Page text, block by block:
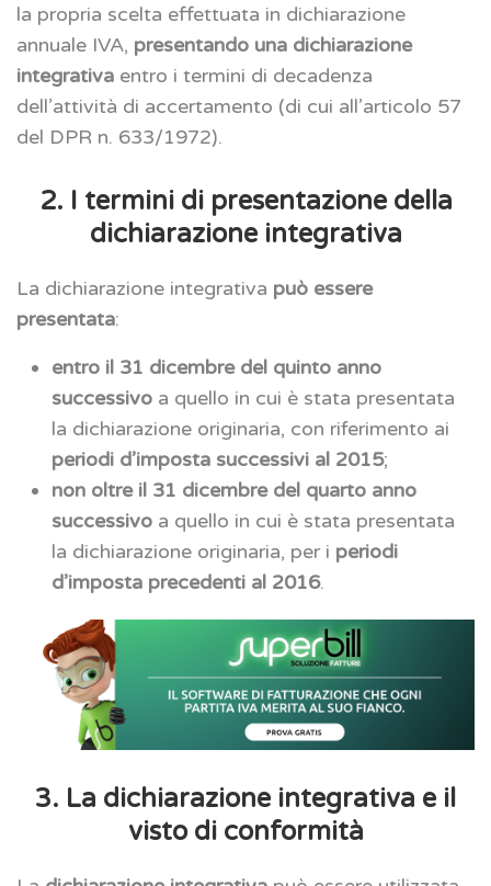
la propria scelta effettuata in dichiarazione
annuale IVA, presentando una dichiarazione
integrativa entro i termini di decadenza
dell’attività di accertamento (di cui all’articolo 57
del DPR n. 633/1972).
2. I termini di presentazione della
dichiarazione integrativa
La dichiarazione integrativa può essere
presentata:
entro il 31 dicembre del quinto anno
successivo a quello in cui è stata presentata
la dichiarazione originaria, con riferimento ai
periodi d’imposta successivi al 2015;
non oltre il 31 dicembre del quarto anno
successivo a quello in cui è stata presentata
la dichiarazione originaria, per i periodi
d’imposta precedenti al 2016.
3. La dichiarazione integrativa e il
visto di conformità